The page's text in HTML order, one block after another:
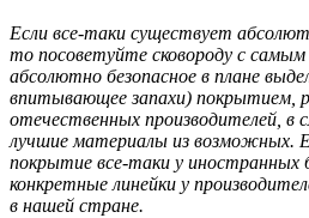
Если все-таки существует
то посоветуйте сковороду с
абсолютно безопасное в плане
впитывающее запахи) покрытием,
отечественных производителей, в
лучшие материалы из возможных.
покрытие все-таки у иностранных
конкретные линейки у
в нашей стране.